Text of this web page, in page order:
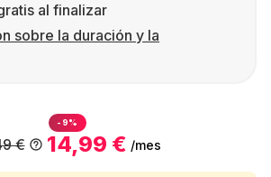
al finalizar
sobre la duración y la
-9%
14,99 € /mes
€